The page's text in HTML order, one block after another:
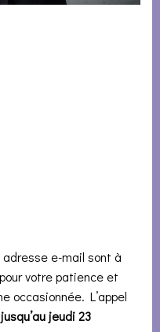
e-mail sont à
votre patience et
occasionnée. L’appel
jeudi 23